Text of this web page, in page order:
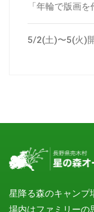
「年輪で版画
5/2(土)〜5(火)
星降る森のキャンプ
場内はファミリーの